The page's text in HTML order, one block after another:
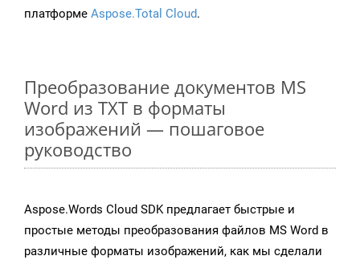
платформе Aspose.Total Cloud.
Преобразование документов MS
Word из TXT в форматы
изображений — пошаговое
руководство
Aspose.Words Cloud SDK предлагает быстрые и
простые методы преобразования файлов MS Word в
различные форматы изображений, как мы сделали